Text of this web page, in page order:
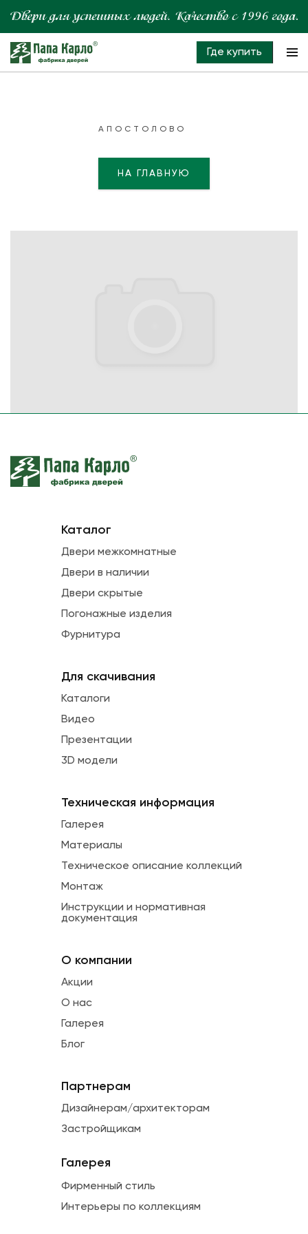
Где купить
АПОСТОЛОВО
НА ГЛАВНУЮ
Каталог
Двери межкомнатные
Двери в наличии
Двери скрытые
Погонажные изделия
Фурнитура
Для скачивания
Каталоги
Видео
Презентации
3D модели
Техническая информация
Галерея
Материалы
Техническое описание коллекций
Монтаж
Инструкции и нормативная
документация
О компании
Акции
О нас
Галерея
Блог
Партнерам
Дизайнерам/архитекторам
Застройщикам
Галерея
Фирменный стиль
Интерьеры по коллекциям